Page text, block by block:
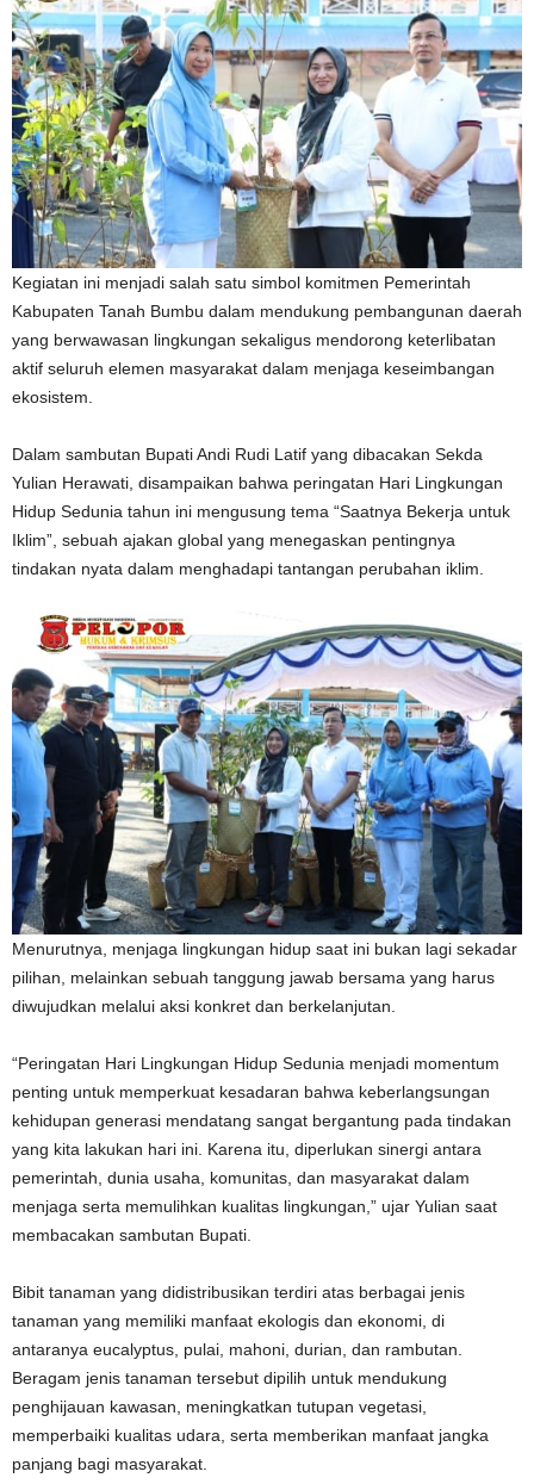
Kegiatan ini menjadi salah satu simbol komitmen Pemerintah
Kabupaten Tanah Bumbu dalam mendukung pembangunan daerah
yang berwawasan lingkungan sekaligus mendorong keterlibatan
aktif seluruh elemen masyarakat dalam menjaga keseimbangan
ekosistem.
Dalam sambutan Bupati Andi Rudi Latif yang dibacakan Sekda
Yulian Herawati, disampaikan bahwa peringatan Hari Lingkungan
Hidup Sedunia tahun ini mengusung tema “Saatnya Bekerja untuk
Iklim”, sebuah ajakan global yang menegaskan pentingnya
tindakan nyata dalam menghadapi tantangan perubahan iklim.
Menurutnya, menjaga lingkungan hidup saat ini bukan lagi sekadar
pilihan, melainkan sebuah tanggung jawab bersama yang harus
diwujudkan melalui aksi konkret dan berkelanjutan.
“Peringatan Hari Lingkungan Hidup Sedunia menjadi momentum
penting untuk memperkuat kesadaran bahwa keberlangsungan
kehidupan generasi mendatang sangat bergantung pada tindakan
yang kita lakukan hari ini. Karena itu, diperlukan sinergi antara
pemerintah, dunia usaha, komunitas, dan masyarakat dalam
menjaga serta memulihkan kualitas lingkungan,” ujar Yulian saat
membacakan sambutan Bupati.
Bibit tanaman yang didistribusikan terdiri atas berbagai jenis
tanaman yang memiliki manfaat ekologis dan ekonomi, di
antaranya eucalyptus, pulai, mahoni, durian, dan rambutan.
Beragam jenis tanaman tersebut dipilih untuk mendukung
penghijauan kawasan, meningkatkan tutupan vegetasi,
memperbaiki kualitas udara, serta memberikan manfaat jangka
panjang bagi masyarakat.